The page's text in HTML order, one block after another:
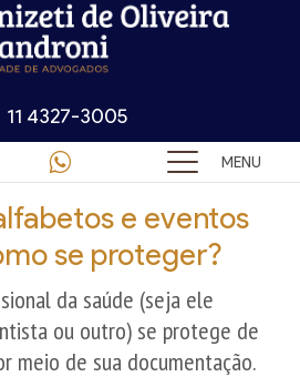
11 4327-3005
MENU
e eventos
se proteger?
da saúde (seja ele
ou outro) se protege de
meio de sua documentação.